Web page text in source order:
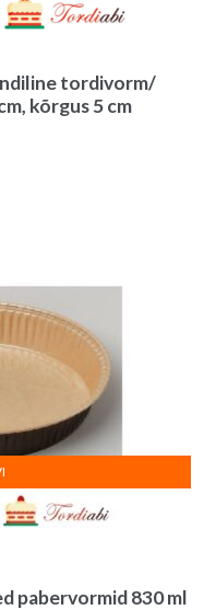
tordivorm/
kõrgus 5 cm
pabervormid 830 ml